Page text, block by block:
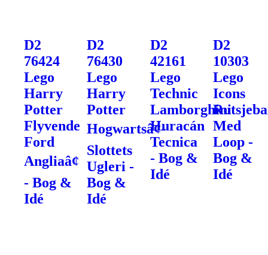
D2
76424
Lego
Harry
Potter
Flyvende
Ford
Angliaâ¢
- Bog &
Idé
D2
76430
Lego
Harry
Potter
Hogwartsâ¢-
Slottets
Ugleri -
Bog &
Idé
D2
42161
Lego
Technic
Lamborghini
Huracán
Tecnica
- Bog &
Idé
D2
10303
Lego
Icons
Med
Loop -
Bog &
Idé